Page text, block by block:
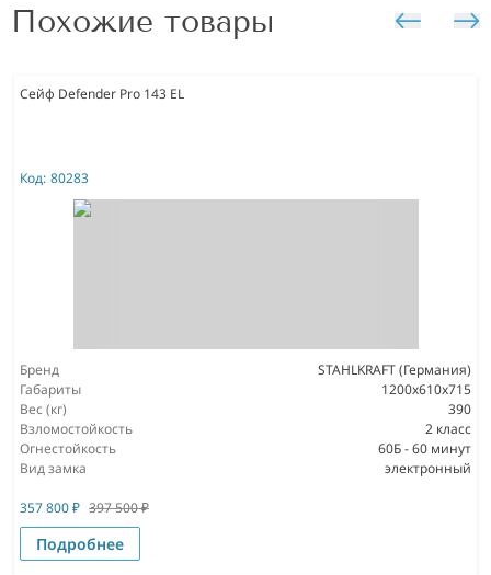
Похожие товары
Сейф Defender Pro 143 EL
Код: 80283
Бренд
STAHLKRAFT (Германия)
Габариты
1200x610x715
Вес (кг)
390
Взломостойкость
2 класс
Огнестойкость
60Б - 60 минут
Вид замка
электронный
357 800₽ 397 500₽
Подробнее